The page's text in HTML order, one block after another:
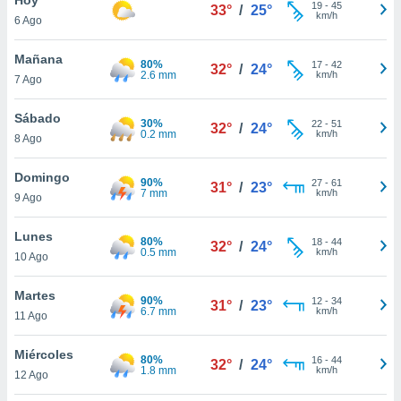
en
más
nuestra
de
cookies
aceptar
6 Ago
33° / 25° 19- 45
km/h
Mañana
7 Ago
80%
2.6 mm
32° / 24° 17- 42
km/h
Sábado
8 Ago
30%
0.2 mm
32° / 24° 22- 51
km/h
Domingo
9 Ago
90%
7 mm
31° / 23° 27- 61
km/h
Lunes
10 Ago
80%
0.5 mm
32° / 24° 18- 44
km/h
Martes
11 Ago
90%
6.7 mm
31° / 23° 12- 34
km/h
Miércoles
12 Ago
80%
1.8 mm
32° / 24° 16- 44
km/h